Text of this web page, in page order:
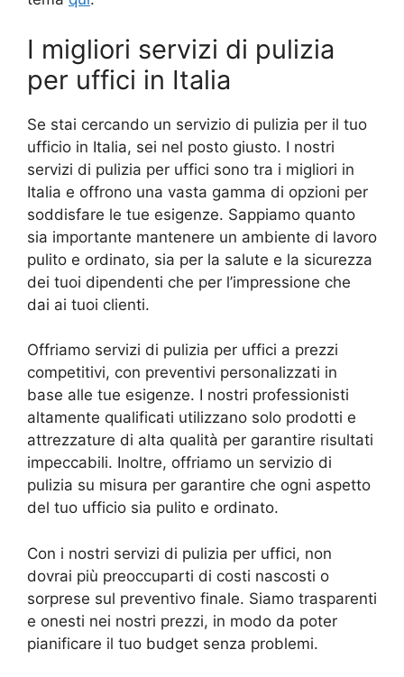
I migliori servizi di pulizia
per uffici in Italia
Se stai cercando un servizio di pulizia per il tuo
ufficio in Italia, sei nel posto giusto. I nostri
servizi di pulizia per uffici sono tra i migliori in
Italia e offrono una vasta gamma di opzioni per
soddisfare le tue esigenze. Sappiamo quanto
sia importante mantenere un ambiente di lavoro
pulito e ordinato, sia per la salute e la sicurezza
dei tuoi dipendenti che per l’impressione che
dai ai tuoi clienti.
Offriamo servizi di pulizia per uffici a prezzi
competitivi, con preventivi personalizzati in
base alle tue esigenze. I nostri professionisti
altamente qualificati utilizzano solo prodotti e
attrezzature di alta qualità per garantire risultati
impeccabili. Inoltre, offriamo un servizio di
pulizia su misura per garantire che ogni aspetto
del tuo ufficio sia pulito e ordinato.
Con i nostri servizi di pulizia per uffici, non
dovrai più preoccuparti di costi nascosti o
sorprese sul preventivo finale. Siamo trasparenti
e onesti nei nostri prezzi, in modo da poter
pianificare il tuo budget senza problemi.